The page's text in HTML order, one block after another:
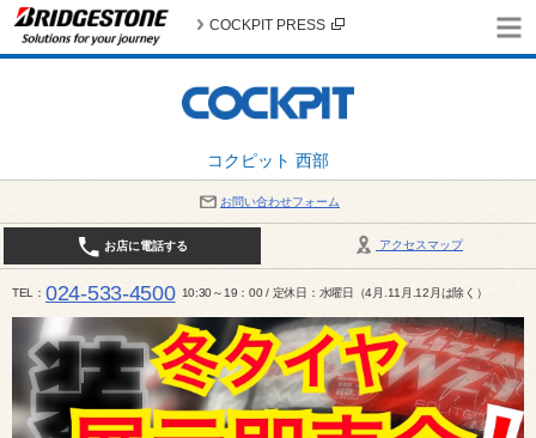
コクピット 西部
COCKPIT PRESS
お問い合わせフォーム
アクセスマップ
お店に電話する
TEL 024-533-4500 10:30～19：00 / 定休日：水曜日（4月.11月.12月